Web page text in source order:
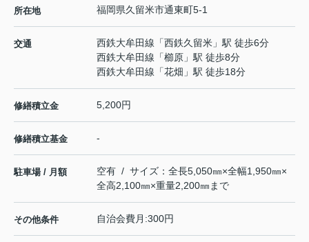
所在地 福岡県久留米市通東町5-1
交通 西鉄大牟田線 「西鉄久留米 」駅 徒歩6分
西鉄大牟田線 「櫛原 」駅 徒歩8分
西鉄大牟田線 「花畑 」駅 徒歩18分
修繕積立金 5,200円
修繕積立基金 -
駐車場 / 月額
空有 / サイズ：全長5,050㎜×全幅1,950㎜×
全高2,100㎜×重量2,200㎜まで
その他条件 自治会費月:300円